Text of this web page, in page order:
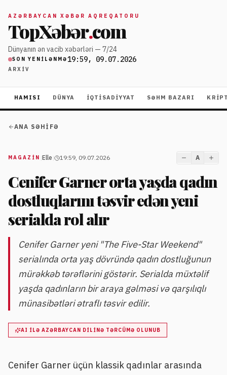
AZƏRBAYCAN XƏBƏR AQREQATORU
TopXəbər.com
Dünyanın ən vacib xəbərləri — 7/24
SON YENILƏNMƏ19:59, 09.07.2026
ARXIV
HAMISI DÜNYA İQTISADIYYAT SƏHM BAZARI
ANA SƏHIFƏ
MAGAZİN Elle 19:59, 09.07.2026 A
Cenifer Garner orta yaşda qadın
dostluqlarını təsvir edən yeni
serialda rol alır
Cenifer Garner yeni "The Five-Star Weekend"
serialında orta yaş dövründə qadın dostluğunun
mürəkkəb tərəflərini göstərir. Serialda müxtəlif
yaşda qadınların bir araya gəlməsi və qarşılıqlı
münasibətləri ətraflı təsvir edilir.
AI ILƏ AZƏRBAYCAN DILINƏ TƏRCÜMƏ OLUNUB
Cenifer Garner üçün klassik qadınlar arasında